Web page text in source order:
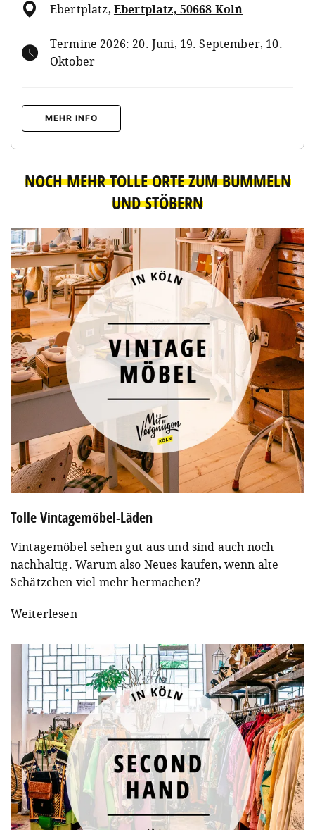
Ebertplatz, Ebertplatz, 50668 Köln
Termine 2026: 20. Juni, 19. September, 10.
Oktober
MEHR INFO
NOCH MEHR TOLLE ORTE ZUM BUMMELN
UND STÖBERN
Tolle Vintagemöbel-Läden
Vintagemöbel sehen gut aus und sind auch noch
nachhaltig. Warum also Neues kaufen, wenn alte
Schätzchen viel mehr hermachen?
Weiterlesen